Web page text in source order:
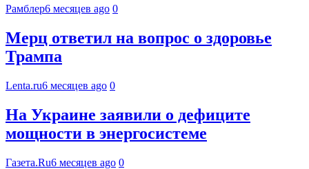
Рамблер6 месяцев ago 0
Мерц ответил на вопрос о здоровье
Трампа
Lenta.ru6 месяцев ago 0
На Украине заявили о дефиците
мощности в энергосистеме
Газета.Ru6 месяцев ago 0